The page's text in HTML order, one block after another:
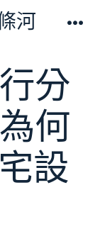
河
分
何
設